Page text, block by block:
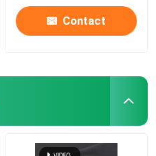
Contact